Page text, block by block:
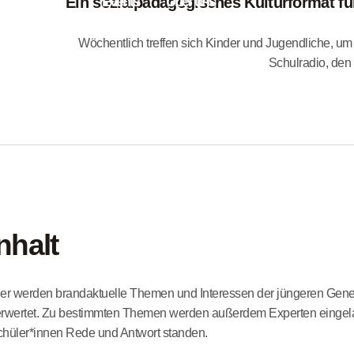
Wöchentlich treffen sich Kinder und Jugendliche,
Schulradio,
werden brandaktuelle Themen und Interessen der jüngeren
Zu bestimmten Themen werden außerdem Experten
Rede und Antwort standen.